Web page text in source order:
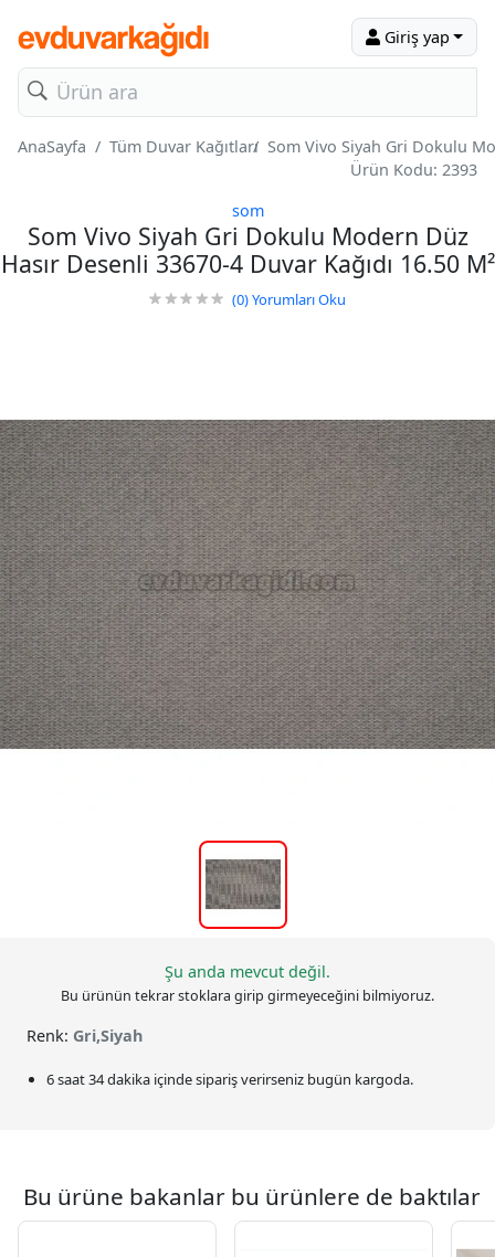
Giriş yap
AnaSayfa Tüm Duvar Kağıtları Som Vivo Siyah Gri Dokulu
Ürün Kodu: 2393
som
Som Vivo Siyah Gri Dokulu Modern Düz
Hasır Desenli 33670-4 Duvar Kağıdı 16.50 M²
(0)Yorumları Oku
Şu anda mevcut değil.
Bu ürünün tekrar stoklara girip girmeyeceğini bilmiyoruz.
Renk: Gri,Siyah
6 saat 34 dakika içinde sipariş verirseniz bugün kargoda.
Bu ürüne bakanlar bu ürünlere de baktılar